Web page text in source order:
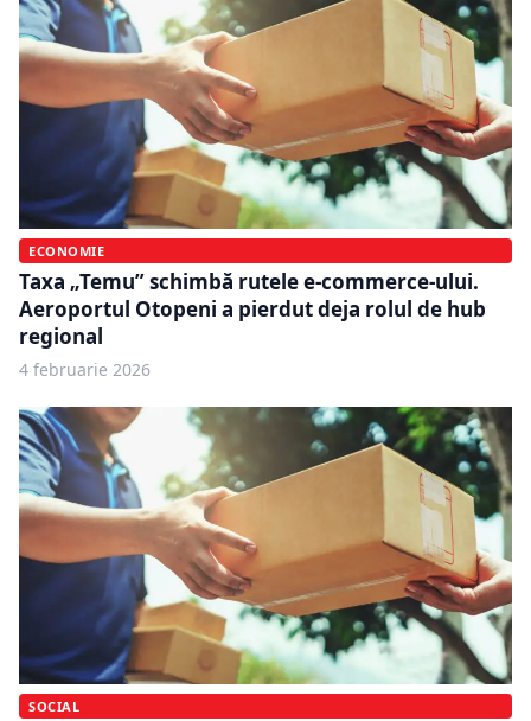
ECONOMIE
Taxa „Temu” schimbă rutele e-commerce-ului.
Aeroportul Otopeni a pierdut deja rolul de hub
regional
4 februarie 2026
SOCIAL